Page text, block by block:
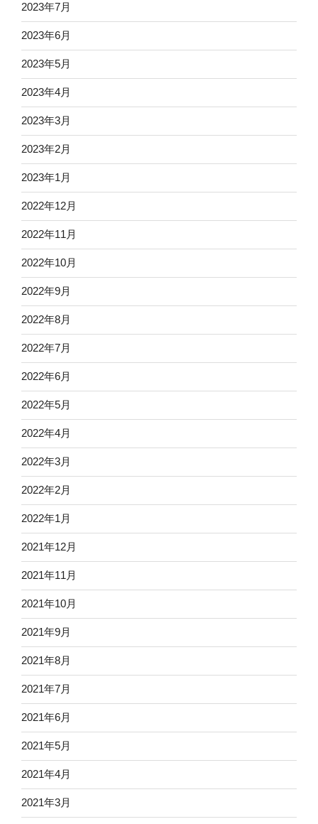
2023年7月
2023年6月
2023年5月
2023年4月
2023年3月
2023年2月
2023年1月
2022年12月
2022年11月
2022年10月
2022年9月
2022年8月
2022年7月
2022年6月
2022年5月
2022年4月
2022年3月
2022年2月
2022年1月
2021年12月
2021年11月
2021年10月
2021年9月
2021年8月
2021年7月
2021年6月
2021年5月
2021年4月
2021年3月